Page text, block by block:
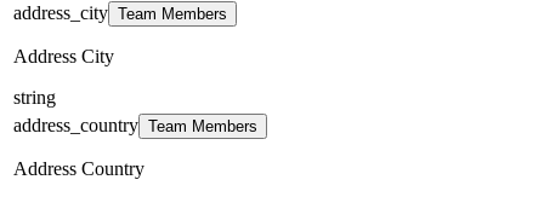
address_city Team Members
Address City
string
address_country Team Members
Address Country